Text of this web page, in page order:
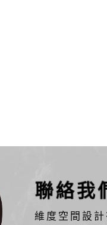
聯絡我
維度空間設計